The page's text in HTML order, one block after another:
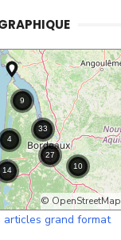
© OpenStreetMap
grand format